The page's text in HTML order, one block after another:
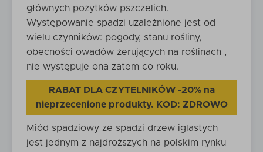
głównych pożytków pszczelich.
Występowanie spadzi uzależnione jest od
wielu czynników: pogody, stanu rośliny,
obecności owadów żerujących na roślinach ,
nie występuje ona zatem co roku.
RABAT DLA CZYTELNIKÓW -20% na
nieprzecenione produkty. KOD: ZDROWO
Miód spadziowy ze spadzi drzew iglastych
jest jednym z najdroższych na polskim rynku